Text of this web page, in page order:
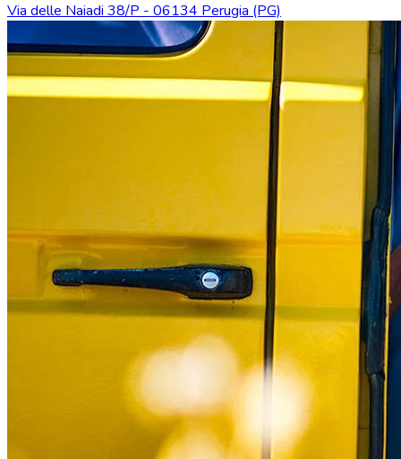
Via delle Naiadi 38/P - 06134 Perugia (PG)